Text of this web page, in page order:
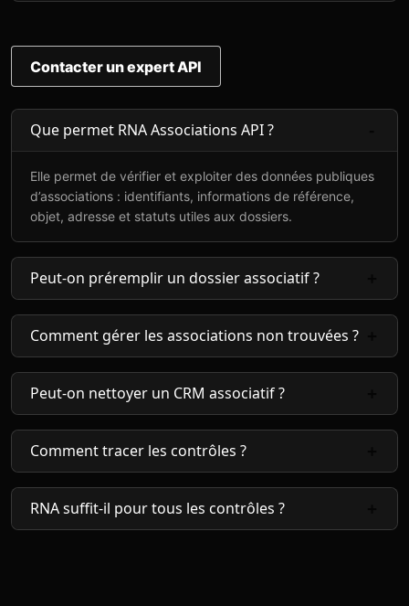
Contacter un expert API
Que permet RNA Associations API ?
Elle permet de vérifier et exploiter des données publiques
d’associations : identifiants, informations de référence,
objet, adresse et statuts utiles aux dossiers.
Peut-on préremplir un dossier associatif ?
Comment gérer les associations non trouvées ?
Peut-on nettoyer un CRM associatif ?
Comment tracer les contrôles ?
RNA suffit-il pour tous les contrôles ?